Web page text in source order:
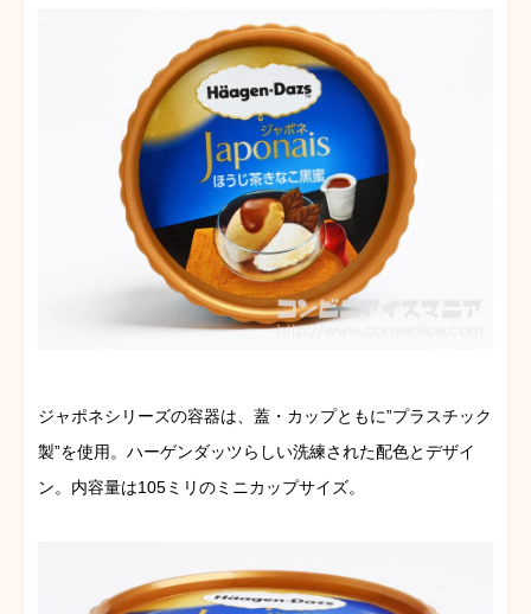
ジャポネシリーズの容器は、蓋・カップともに”プラスチック
製”を使用。ハーゲンダッツらしい洗練された配色とデザイ
ン。内容量は105ミリのミニカップサイズ。